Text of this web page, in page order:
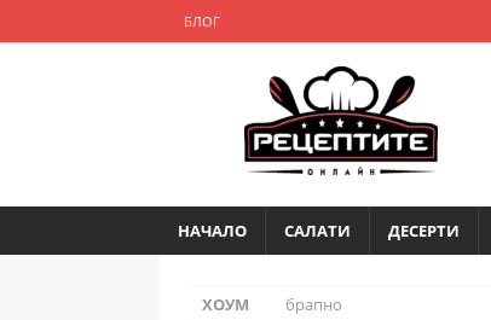
БЛОГ
НАЧАЛО САЛАТИ ДЕСЕРТИ
ХОУМ брапно